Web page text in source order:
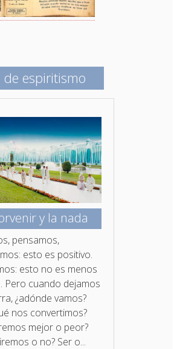
de espiritismo
y la nada
pensamos,
esto es positivo.
esto no es menos
Pero cuando dejamos
¿adónde vamos?
nos convertimos?
mejor o peor?
o no? Ser o...